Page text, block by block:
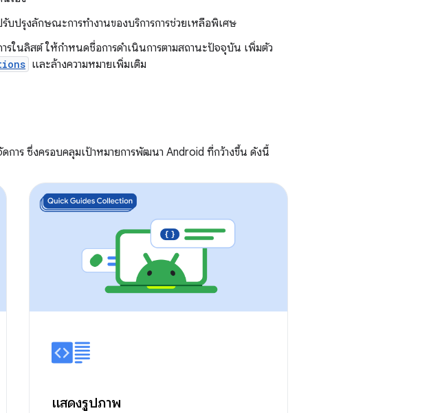
ปรุงลักษณะการทํางานของบริการการช่วยเหลือพิเศษ
รในลิสต์ ให้กำหนดชื่อการดำเนินการตามสถานะปัจจุบัน เพิ่มตัว
และล้างความหมายเพิ่มเติม
ร ซึ่งครอบคลุมเป้าหมายการพัฒนา Android ที่กว้างขึ้น ดังนี้
แสดงรูปภาพ